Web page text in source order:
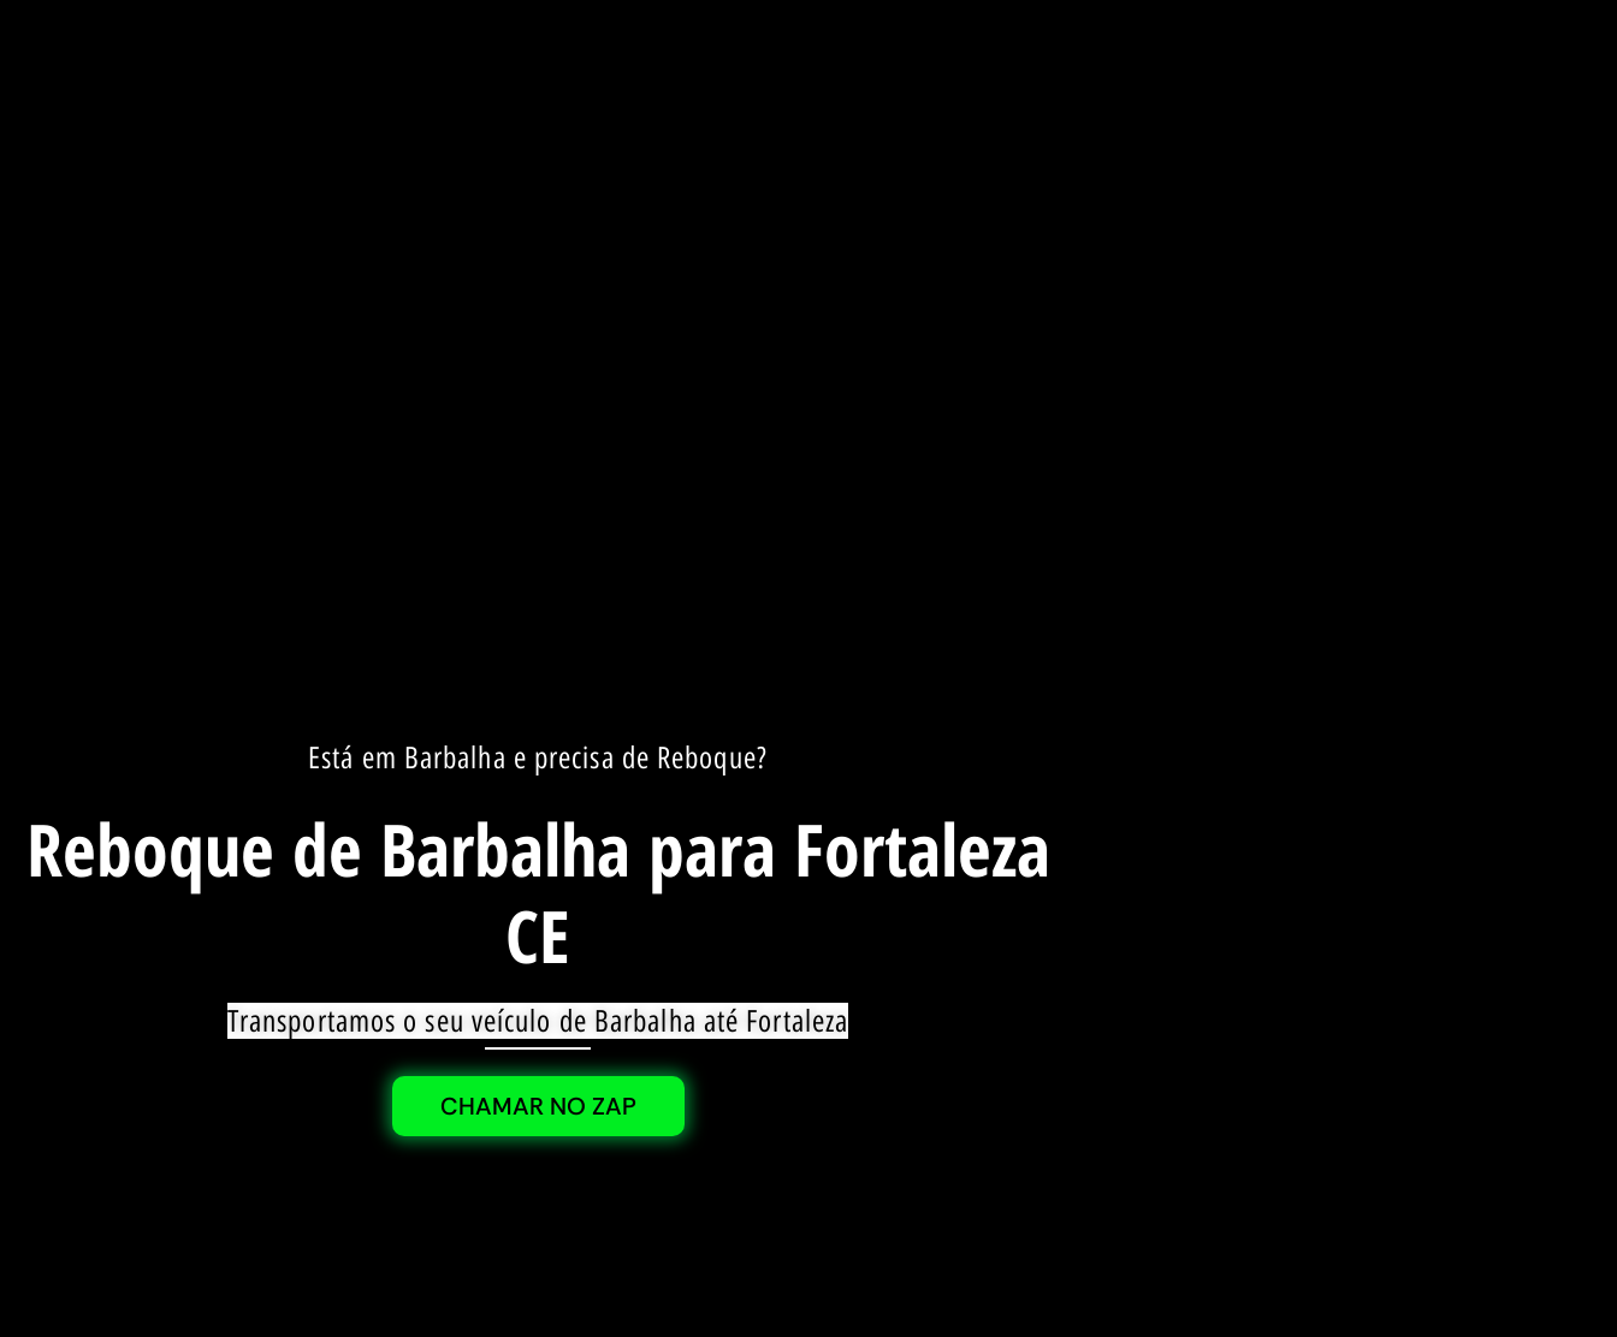
Está em Barbalha e precisa de Reboque?
Reboque de Barbalha para Fortaleza
CE
Transportamos o seu veículo de Barbalha até Fortaleza
CHAMAR NO ZAP